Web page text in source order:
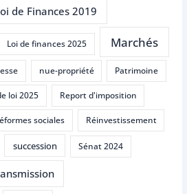
de Finances 2019
Loi de finances 2025 Marchés
nue-propriété Patrimoine
loi 2025 Report d'imposition
sociales Réinvestissement
succession Sénat 2024